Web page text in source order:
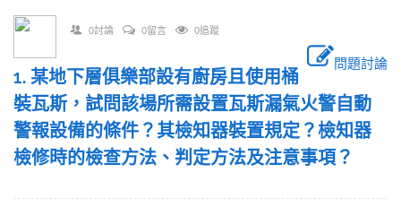
0討論 0留言 0追蹤
問題討論
1. 某地下層俱樂部設有廚房且使用桶
裝瓦斯，試問該場所需設置瓦斯漏氣火警自動
警報設備的條件？其檢知器裝置規定？檢知器
檢修時的檢查方法、判定方法及注意事項？